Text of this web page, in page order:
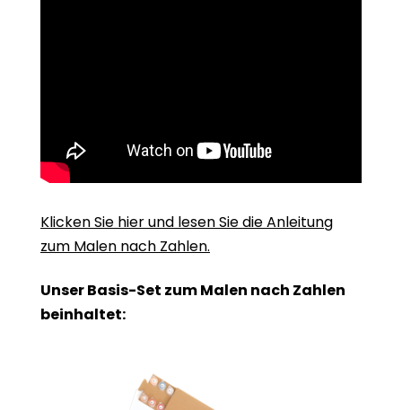
Klicken Sie hier und lesen Sie die Anleitung
zum Malen nach Zahlen.
Unser Basis-Set zum Malen nach Zahlen
beinhaltet: